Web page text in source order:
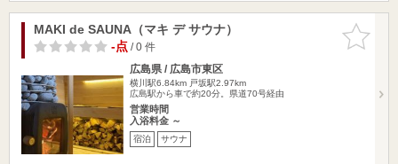
お気に入
りに追加
MAKI de SAUNA（マキ デ サウナ）
-点/ 0 件
広島県 / 広島市東区
横川駅6.84km 戸坂駅2.97km
広島駅から車で約20分。県道70号経由
営業時間
入浴料金 ～
宿泊 サウナ